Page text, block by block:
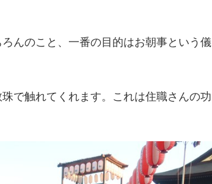
んのこと、一番の目的はお朝事という儀
で触れてくれます。これは住職さんの功